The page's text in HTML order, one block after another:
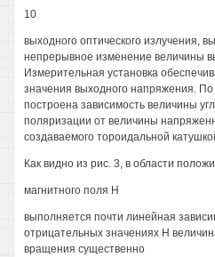
10
выходного оптического излучения,
непрерывное изменение величины
Измерительная установка
значения выходного напряжения.
построена зависимость величины
поляризации от величины
создаваемого тороидальной
Как видно из рис. 3, в области
магнитного поля Н
выполняется почти линейная
отрицательных значениях Н
вращения существенно